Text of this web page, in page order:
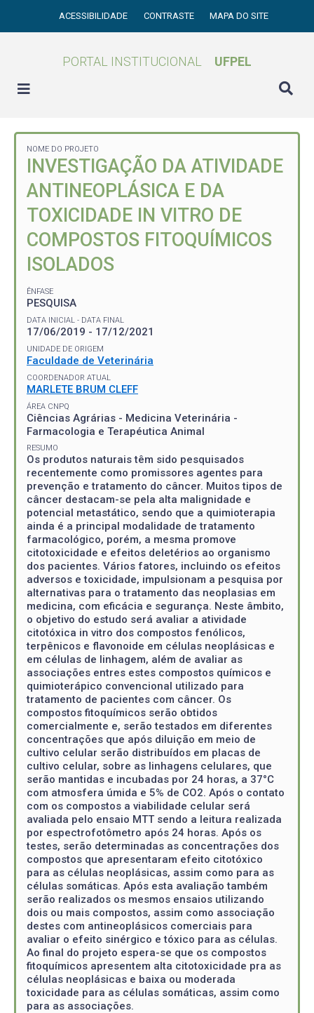
ACESSIBILIDADE CONTRASTE MAPA DO SITE
PORTAL INSTITUCIONAL UFPEL
NOME DO PROJETO
INVESTIGAÇÃO DA ATIVIDADE
ANTINEOPLÁSICA E DA
TOXICIDADE IN VITRO DE
COMPOSTOS FITOQUÍMICOS
ISOLADOS
ÊNFASE
PESQUISA
DATA INICIAL - DATA FINAL
17/06/2019 - 17/12/2021
UNIDADE DE ORIGEM
Faculdade de Veterinária
COORDENADOR ATUAL
MARLETE BRUM CLEFF
ÁREA CNPQ
Ciências Agrárias - Medicina Veterinária -
Farmacologia e Terapéutica Animal
RESUMO
Os produtos naturais têm sido pesquisados
recentemente como promissores agentes para
prevenção e tratamento do câncer. Muitos tipos de
câncer destacam-se pela alta malignidade e
potencial metastático, sendo que a quimioterapia
ainda é a principal modalidade de tratamento
farmacológico, porém, a mesma promove
citotoxicidade e efeitos deletérios ao organismo
dos pacientes. Vários fatores, incluindo os efeitos
adversos e toxicidade, impulsionam a pesquisa por
alternativas para o tratamento das neoplasias em
medicina, com eficácia e segurança. Neste âmbito,
o objetivo do estudo será avaliar a atividade
citotóxica in vitro dos compostos fenólicos,
terpênicos e flavonoide em células neoplásicas e
em células de linhagem, além de avaliar as
associações entres estes compostos químicos e
quimioterápico convencional utilizado para
tratamento de pacientes com câncer. Os
compostos fitoquímicos serão obtidos
comercialmente e, serão testados em diferentes
concentrações que após diluição em meio de
cultivo celular serão distribuídos em placas de
cultivo celular, sobre as linhagens celulares, que
serão mantidas e incubadas por 24 horas, a 37°C
com atmosfera úmida e 5% de CO2. Após o contato
com os compostos a viabilidade celular será
avaliada pelo ensaio MTT sendo a leitura realizada
por espectrofotômetro após 24 horas. Após os
testes, serão determinadas as concentrações dos
compostos que apresentaram efeito citotóxico
para as células neoplásicas, assim como para as
células somáticas. Após esta avaliação também
serão realizados os mesmos ensaios utilizando
dois ou mais compostos, assim como associação
destes com antineoplásicos comerciais para
avaliar o efeito sinérgico e tóxico para as células.
Ao final do projeto espera-se que os compostos
fitoquímicos apresentem alta citotoxicidade pra as
células neoplásicas e baixa ou moderada
toxicidade para as células somáticas, assim como
para as associações.